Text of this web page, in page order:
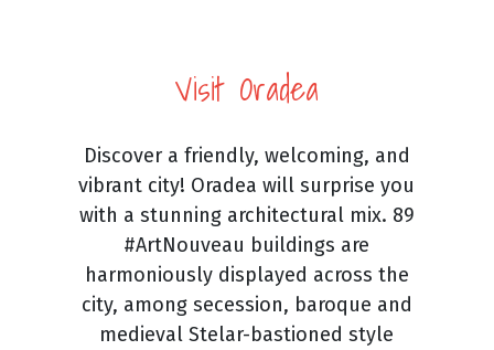
Visit Oradea
Discover a friendly, welcoming, and
vibrant city! Oradea will surprise you
with a stunning architectural mix. 89
#ArtNouveau buildings are
harmoniously displayed across the
city, among secession, baroque and
medieval Stelar-bastioned style